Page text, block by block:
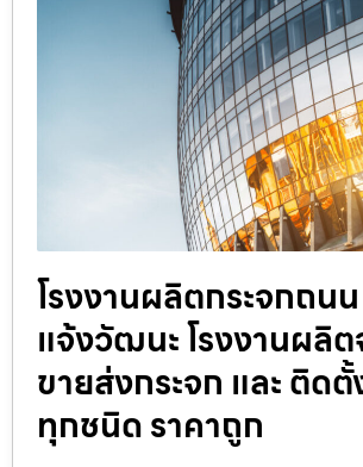
โรงงานผลิตกระจกถนน
แจ้งวัฒนะ โรงงานผลิ
ขายส่งกระจก และ ติดตั้
ทุกชนิด ราคาถูก